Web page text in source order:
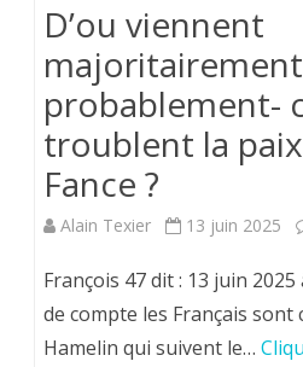
D’ou viennent
probablement-
troublent la
Fance ?
Alain Texier 13 juin 2025
François 47 dit : 13 juin
de compte les Français sont
Hamelin qui suivent le…